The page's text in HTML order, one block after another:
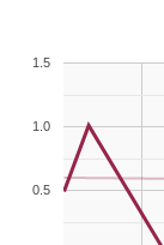
0.5
1.0
1.5